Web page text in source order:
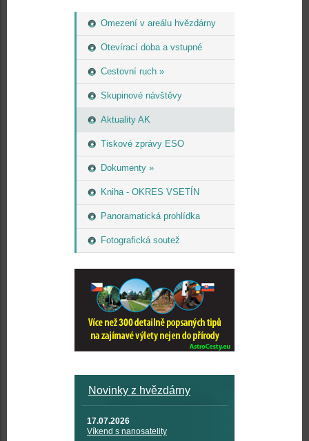
Omezení v areálu hvězdárny
Otevírací doba a vstupné
Cestovní ruch »
Skupinové návštěvy
Aktuality AK
Tiskové zprávy ESO
Dokumenty »
Kniha - OKRES VSETÍN
Panoramatická prohlídka
Fotografická soutež
Novinky z hvězdárny
17.07.2026
Víkend s nanosatelity